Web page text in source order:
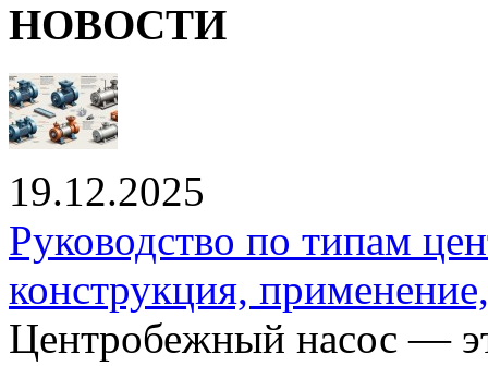
НОВОСТИ
19.12.2025
Руководство по типам
конструкция,
Центробежный насос —